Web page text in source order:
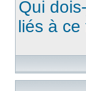
Qui
liés à ce